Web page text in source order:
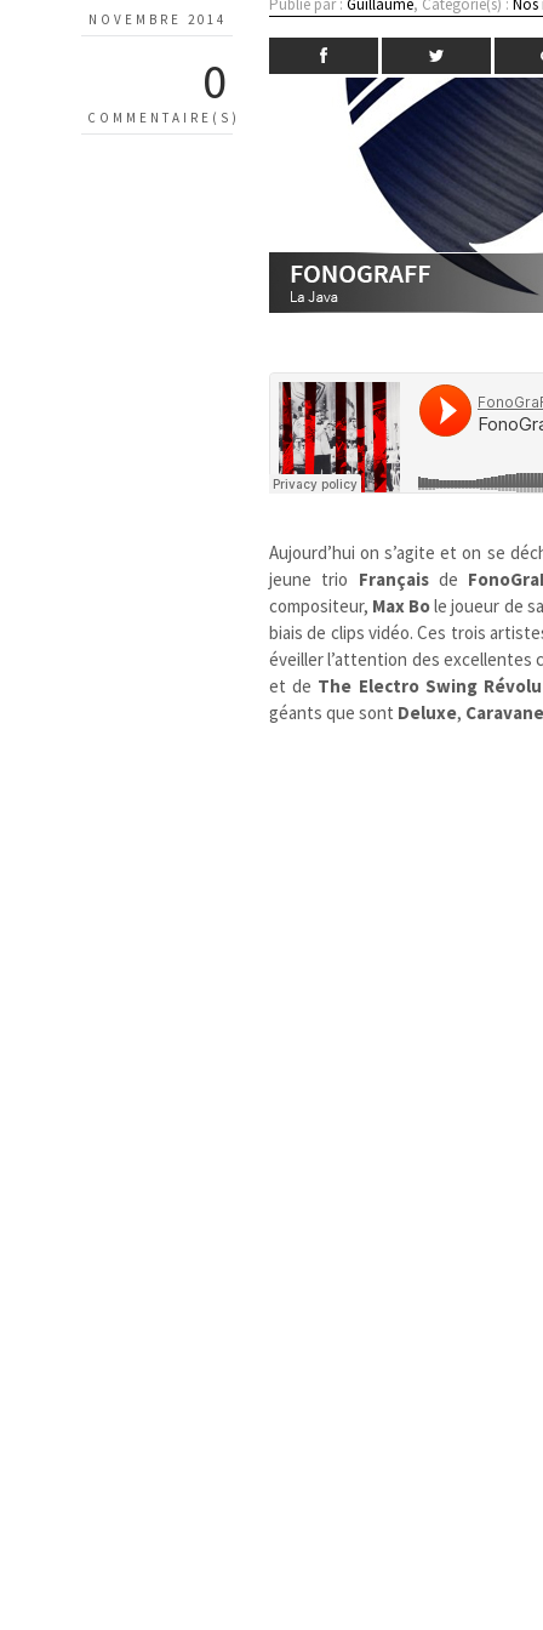
NOVEMBRE 2014
0
COMMENTAIRE(S)
Aujourd’hui on s’agite et on se
jeune trio Françaisde
compositeur, Max Bole joueur de
biais de clips vidéo. Ces trois
éveiller l’attention des excellentes
et de The Electro Swing
géants que sont Deluxe,